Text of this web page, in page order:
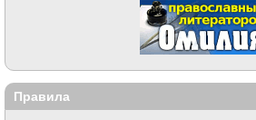
Правила